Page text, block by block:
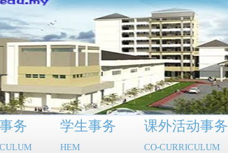
务 学生事务
HEM
课外活动事务
CO-CURRICULUM